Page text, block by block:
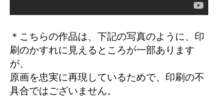
＊こちらの作品は、下記の写真のように、印
刷のかすれに見えるところが一部あります
が、
原画を忠実に再現しているためで、印刷の不
具合ではございません。